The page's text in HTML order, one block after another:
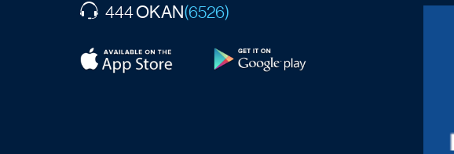
444OKAN(6526)